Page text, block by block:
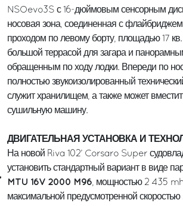
NSOevo3S с 16-дюймовым сенсорным
носовая зона, соединенная с
проходом по левому борту, площадью 17
большой террасой для загара и
обращенным по ходу лодки. Впереди по
полностью звукоизолированный
служит хранилищем, а также может
сушильную машину.
ДВИГАТЕЛЬНАЯ УСТАНОВКА И
На новой Riva 102’ Corsaro Super
установить стандартный вариант в виде
MTU 16V 2000 M96 , мощностью 2 435
максимальной предусмотренной скоростью